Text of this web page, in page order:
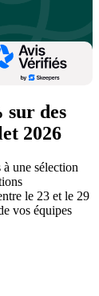
sur des
2026
une sélection
le 23 et le 29
vos équipes